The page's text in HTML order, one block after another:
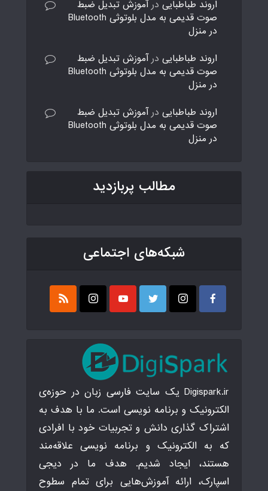
اروند طباطبایی درآموزش تبدیل ضبط
صوت قدیمی به مدل بلوتوثی Bluetooth
در منزل
اروند طباطبایی درآموزش تبدیل ضبط
صوت قدیمی به مدل بلوتوثی Bluetooth
در منزل
اروند طباطبایی درآموزش تبدیل ضبط
صوت قدیمی به مدل بلوتوثی Bluetooth
در منزل
مطالب پربازدید
شبکه‌های اجتماعی
Digispark.ir یک سایت فارسی زبان در حوزه‌ی
الکترونیک و برنامه نویسی است. ما با هدف به
اشتراک گذاری دانش و تجربیات خود با افرادی
که به الکترونیک و برنامه نویسی علاقه‌مند
هستند، ایجاد شدیم. هدف ما در دیجی
اسپارک، ارائه آموزش‌هایی برای تمام سطوح